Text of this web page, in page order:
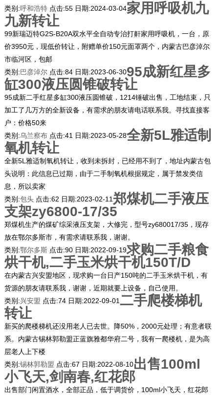
类别:呼和浩特 点击:55 日期:2024-03-04家用呼吸机九
九新转让
99新瑞迈特G2S-B20A双水平全自动专治打鼾家用呼吸机，一台，原
价3950元，现低价转让，附赠单价150元面罩两个，内蒙古巴彦淖尔
市临河区，包邮
类别:巴彦淖尔 点击:84 日期:2023-06-3095成新红星多
缸300液压圆锥破转让
95成新二手红星多缸300液压圆锥破，1214锤破出售，工地结束，只
加工了几万方的全新设备，有需求的朋友请电话联系我。寻找直接客
户：价格50来
类别:乌兰察布 点击:41 日期:2023-05-28全新5L雅适制
氧机转让
全新5L雅适制氧机转让，收到未拆封，已经用不到了，地址内蒙古包
头说明：此信息已过期，由于二手制氧机根据规定，属于禁发类信
息，所以卖家
类别:包头 点击:62 日期:2023-02-11 郑煤机二手液压
支架zy6800-17/35
郑煤机生产的煤矿综采液压支架，大修完，型号zy680017/35，现存
放在鄂尔多斯市，有需求请联系我，谢谢。
类别:鄂尔多斯 点击:90 日期:2022-09-19求购二手粮食
烘干机,二手玉米烘干机150T/D
在内蒙古兴安盟地区，现求购一台日产150吨的二手玉米烘干机，有
货源的朋友请联系我，谢谢，近期就要上设备，自己使用。
类别:兴安盟 点击:74 日期:2022-09-01 二手爬楼梯机
转让
新买的爬楼梯机还没用老人已去世。降50%，2000元处理；有意者联
系。内蒙古锡林郭勒盟正蓝旗雅都华府二号，我有一爬楼机，是为高
层老人上下楼
类别:锡林郭勒盟 点击:67 日期:2022-08-10出售100ml
小飞天,剑南春,红花郎
出售部门闲置酒水，全部正品，低于调货价，100ml小飞天，红花郎